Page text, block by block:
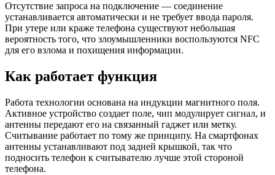
Отсутствие запроса на подключение — соединение
устанавливается автоматически и не требует ввода пароля.
При утере или краже телефона существуют небольшая
вероятность того, что злоумышленники воспользуются NFC
для его взлома и похищения информации.
Как работает функция
Работа технологии основана на индукции магнитного поля.
Активное устройство создает поле, чип модулирует сигнал, и
антенны передают его на связанный гаджет или метку.
Считывание работает по тому же принципу. На смартфонах
антенны устанавливают под задней крышкой, так что
подносить телефон к считывателю лучше этой стороной
телефона.